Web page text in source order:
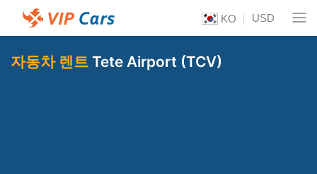
KO USD
자동차 렌트 Tete Airport (TCV)